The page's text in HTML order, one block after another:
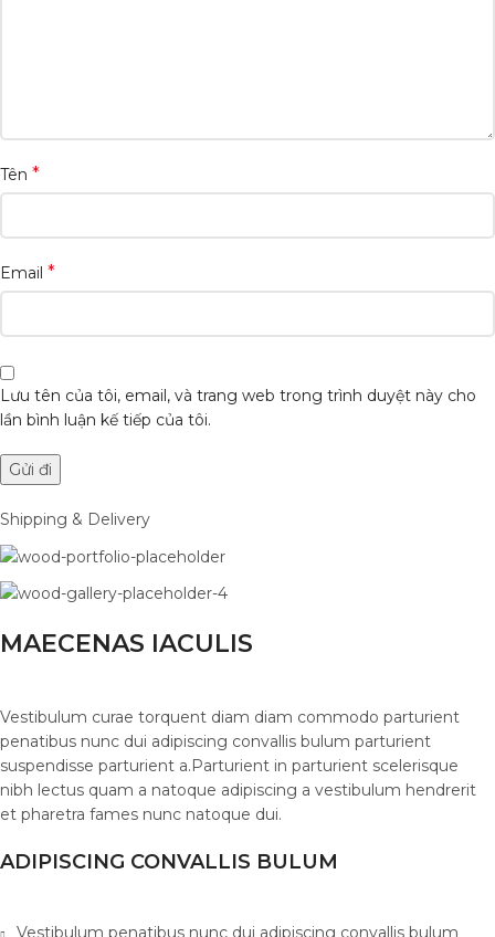
Tên *
Email *
Lưu tên của tôi, email, và trang web trong trình duyệt này cho
lần bình luận kế tiếp của tôi.
Shipping & Delivery
MAECENAS IACULIS
Vestibulum curae torquent diam diam commodo parturient
penatibus nunc dui adipiscing convallis bulum parturient
suspendisse parturient a.Parturient in parturient scelerisque
nibh lectus quam a natoque adipiscing a vestibulum hendrerit
et pharetra fames nunc natoque dui.
ADIPISCING CONVALLIS BULUM
Vestibulum penatibus nunc dui adipiscing convallis bulum